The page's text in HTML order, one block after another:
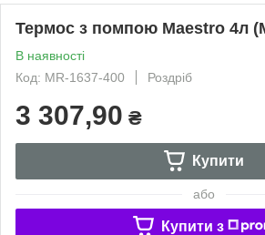
Термос з помпою Maestro 4л
В наявності
Код: MR-1637-400
Роздріб
3 307,90 ₴
Купити
або
Купити з